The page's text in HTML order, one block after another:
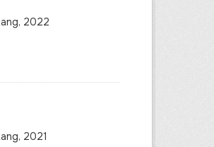
2022
2021